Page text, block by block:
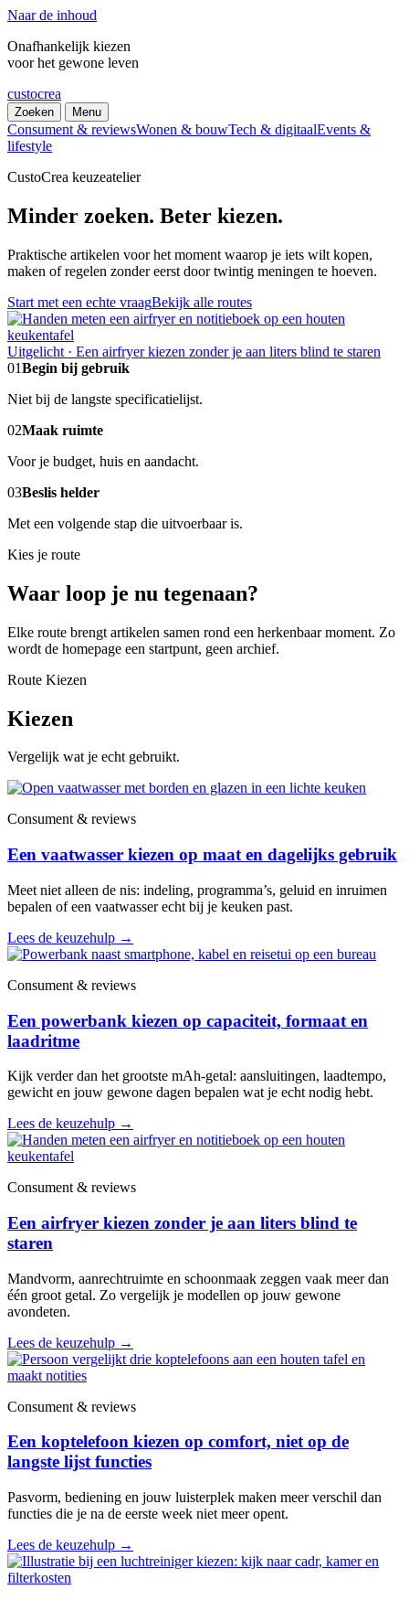
Naar de inhoud
Onafhankelijk kiezen
voor het gewone leven
custocrea
Zoeken Menu
Consument & reviewsWonen & bouwTech & digitaalEvents &
lifestyle
CustoCrea keuzeatelier
Minder zoeken. Beter kiezen.
Praktische artikelen voor het moment waarop je iets wilt kopen,
maken of regelen zonder eerst door twintig meningen te hoeven.
Start met een echte vraagBekijk alle routes
Uitgelicht · Een airfryer kiezen zonder je aan liters blind te staren
01Begin bij gebruik
Niet bij de langste specificatielijst.
02Maak ruimte
Voor je budget, huis en aandacht.
03Beslis helder
Met een volgende stap die uitvoerbaar is.
Kies je route
Waar loop je nu tegenaan?
Elke route brengt artikelen samen rond een herkenbaar moment. Zo
wordt de homepage een startpunt, geen archief.
Route Kiezen
Kiezen
Vergelijk wat je echt gebruikt.
Consument & reviews
Een vaatwasser kiezen op maat en dagelijks gebruik
Meet niet alleen de nis: indeling, programma’s, geluid en inruimen
bepalen of een vaatwasser echt bij je keuken past.
Lees de keuzehulp →
Consument & reviews
Een powerbank kiezen op capaciteit, formaat en
laadritme
Kijk verder dan het grootste mAh-getal: aansluitingen, laadtempo,
gewicht en jouw gewone dagen bepalen wat je echt nodig hebt.
Lees de keuzehulp →
Consument & reviews
Een airfryer kiezen zonder je aan liters blind te
staren
Mandvorm, aanrechtruimte en schoonmaak zeggen vaak meer dan
één groot getal. Zo vergelijk je modellen op jouw gewone
avondeten.
Lees de keuzehulp →
Consument & reviews
Een koptelefoon kiezen op comfort, niet op de
langste lijst functies
Pasvorm, bediening en jouw luisterplek maken meer verschil dan
functies die je na de eerste week niet meer opent.
Lees de keuzehulp →